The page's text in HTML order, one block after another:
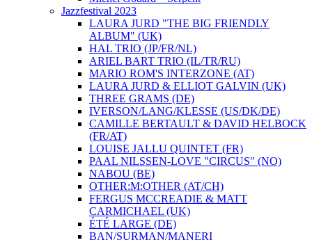
Jazzfestival 2023
LAURA JURD "THE BIG FRIENDLY
ALBUM" (UK)
HAL TRIO (JP/FR/NL)
ARIEL BART TRIO (IL/TR/RU)
MARIO ROM'S INTERZONE (AT)
LAURA JURD & ELLIOT GALVIN (UK)
THREE GRAMS (DE)
IVERSON/LANG/KLESSE (US/DK/DE)
CAMILLE BERTAULT & DAVID HELBOCK
(FR/AT)
LOUISE JALLU QUINTET (FR)
PAAL NILSSEN-LOVE "CIRCUS" (NO)
NABOU (BE)
OTHER:M:OTHER (AT/CH)
FERGUS MCCREADIE & MATT
CARMICHAEL (UK)
ÉTÉ LARGE (DE)
BAN/SURMAN/MANERI